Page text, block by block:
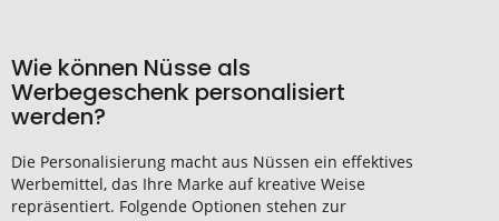
Wie können Nüsse als
Werbegeschenk personalisiert
werden?
Die Personalisierung macht aus Nüssen ein effektives
Werbemittel, das Ihre Marke auf kreative Weise
repräsentiert. Folgende Optionen stehen zur